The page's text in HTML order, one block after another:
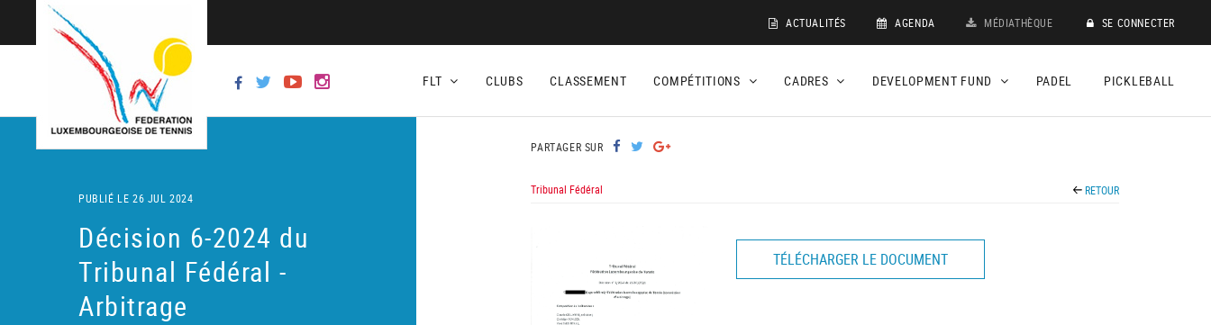
ACTUALITÉS AGENDA MÉDIATHÈQUE SE CONNECTER
FLT CLUBS CLASSEMENT COMPÉTITIONS CADRES DEVELOPMENT FUND PADEL PICKLEBALL
PUBLIÉ LE 26 JUL 2024
Décision 6-2024 du
Tribunal Fédéral -
Arbitrage
PARTAGER SUR
Tribunal Fédéral RETOUR
TÉLÉCHARGER LE DOCUMENT